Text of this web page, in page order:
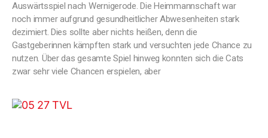
Auswärtsspiel nach Wernigerode. Die Heimmannschaft war
noch immer aufgrund gesundheitlicher Abwesenheiten stark
dezimiert. Dies sollte aber nichts heißen, denn die
Gastgeberinnen kämpften stark und versuchten jede Chance zu
nutzen. Über das gesamte Spiel hinweg konnten sich die Cats
zwar sehr viele Chancen erspielen, aber